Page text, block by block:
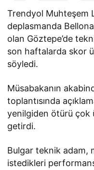
Trendyol Muhteşem
deplasmanda
olan Göztepe’de
son haftalarda skor
söyledi.
Müsabakanın
toplantısında
yenilgiden ötürü çok
getirdi.
Bulgar teknik adam,
istedikleri